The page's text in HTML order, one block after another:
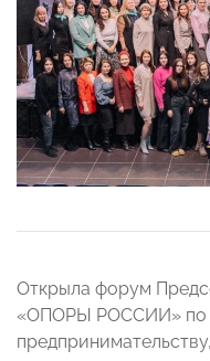
Открыла форум
«ОПОРЫ РОССИИ» по